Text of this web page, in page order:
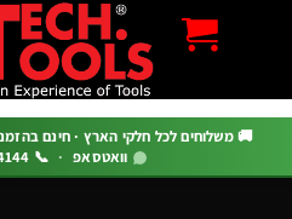
משלוחים לכל חלקי הארץ · חינם בהזמנה מעל ₪399
וואטסאפ · 📞 03-5444144 שלוחה 1